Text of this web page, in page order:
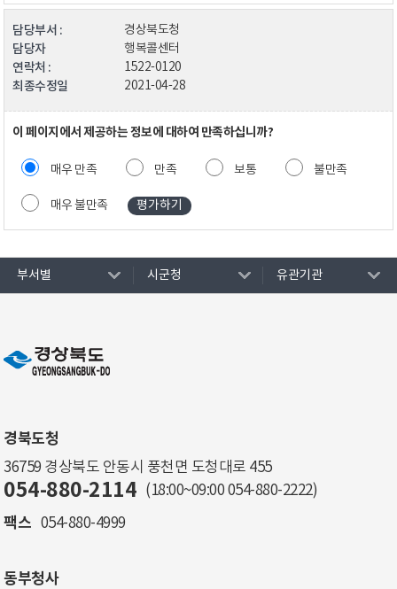
담당부서 : 경상북도청
담당자 행복콜센터
연락처 : 1522-0120
최종수정일 2021-04-28
이 페이지에서 제공하는 정보에 대하여 만족하십니까?
매우 만족 만족 보통 불만족
매우 불만족
부서별 시군청 유관기관
경북도청
36759 경상북도 안동시 풍천면 도청대로 455
054-880-2114 (18:00~09:00 054-880-2222)
팩스 054-880-4999
동부청사